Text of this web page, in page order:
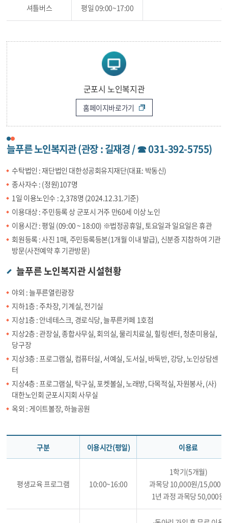
셔틀버스 평일 09:00~17:00
군포시 노인복지관
홈페이지바로가기
늘푸른 노인복지관 (관장 : 길재경 / ☎ 031-392-5755)
수탁법인 : 재단법인 대한성공회유지재단(대표: 박동신)
종사자수 : (정원)107명
1일 이용노인수 : 2,378명 (2024.12.31.기준)
이용대상 : 주민등록 상 군포시 거주 만60세 이상 노인
이용시간 : 평일 (09:00 ~ 18:00) ※법정공휴일, 토요일과 일요일은 휴관
회원등록 : 사진 1매, 주민등록등본(1개월 이내 발급), 신분증 지참하여 기관
방문(사전예약 후 기관방문)
늘푸른 노인복지관 시설현황
야외 : 늘푸른열린광장
지하1층 : 주차장, 기계실, 전기실
지상1층 : 안네테스크, 경로식당, 늘푸른카페 1호점
지상2층 : 관장실, 종합사무실, 회의실, 물리치료실, 힐링센터, 청춘미용실,
당구장
지상3층 : 프로그램실, 컴퓨터실, 서예실, 도서실, 바둑반, 강당, 노인상담센
터
지상4층 : 프로그램실, 탁구실, 포켓볼실, 노래방, 다목적실, 자원봉사, (사)
대한노인회 군포시지회 사무실
옥외 : 게이트볼장, 하늘공원
구분 이용시간(평일) 이용료
평생교육 프로그램 10:00~16:00
1학기(5개월)
과목당 10,000원/15,000원
1년 과정 과목당 50,000원